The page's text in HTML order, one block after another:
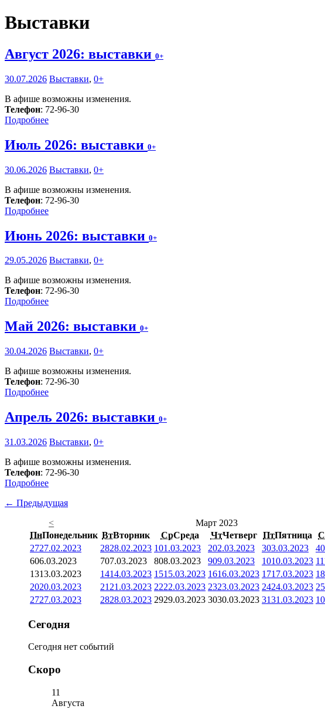
Выставки
Август 2026: выставки 0+
30.07.2026 Выставки, 0+
В афише возможны изменения.
Телефон: 72-96-30
Подробнее
Июль 2026: выставки 0+
30.06.2026 Выставки, 0+
В афише возможны изменения.
Телефон: 72-96-30
Подробнее
Июнь 2026: выставки 0+
29.05.2026 Выставки, 0+
В афише возможны изменения.
Телефон: 72-96-30
Подробнее
Май 2026: выставки 0+
30.04.2026 Выставки, 0+
В афише возможны изменения.
Телефон: 72-96-30
Подробнее
Апрель 2026: выставки 0+
31.03.2026 Выставки, 0+
В афише возможны изменения.
Телефон: 72-96-30
Подробнее
← Предыдущая
<
Март 2023
ПнПонедельник ВтВторник СрСреда ЧтЧетверг ПтПятница
2727.02.2023 2828.02.2023 101.03.2023 202.03.2023 303.03.2023 4
606.03.2023 707.03.2023 808.03.2023 909.03.2023 1010.03.2023 11
1313.03.2023 1414.03.2023 1515.03.2023 1616.03.2023 1717.03.2023 18
2020.03.2023 21 21.03.2023 2222.03.2023 2323.03.2023 2424.03.2023 25
2727.03.2023 2828.03.2023 2929.03.2023 3030.03.2023 3131.03.2023 1
Сегодня
Сегодня нет событий
Скоро
11
Августа